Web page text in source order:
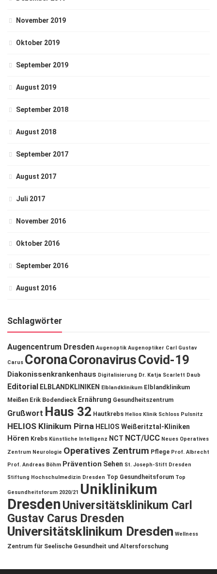
November 2019
Oktober 2019
September 2019
August 2019
September 2018
August 2018
September 2017
August 2017
Juli 2017
November 2016
Oktober 2016
September 2016
August 2016
Schlagwörter
Augencentrum Dresden Augenoptik Augenoptiker Carl Gustav
Carus CoronaCoronavirusCovid-19
Diakonissenkrankenhaus Digitalisierung Dr. Katja Scarlett Daub
Editorial ELBLANDKLINIKEN Elblandklinikum Elblandklinikum
Meißen Erik Bodendieck Ernährung Gesundheitszentrum
Grußwort Haus 32 Hautkrebs Helios Klinik Schloss Pulsnitz
HELIOS Klinikum Pirna HELIOS Weißeritztal-Kliniken
Hören Krebs Künstliche Intelligenz NCT NCT/UCC Neues Operatives
Zentrum Neurologie Operatives Zentrum Pflege Prof. Albrecht
Prof. Andreas Böhm Prävention Sehen St. Joseph-Stift Dresden
Stiftung Hochschulmedizin Dresden Top Gesundheitsforum Top
Gesundheitsforum 2020/21 Uniklinikum
DresdenUniversitätsklinikum Carl
Gustav Carus Dresden
Universitätsklinikum Dresden Wellness
Zentrum für Seelische Gesundheit und Altersforschung